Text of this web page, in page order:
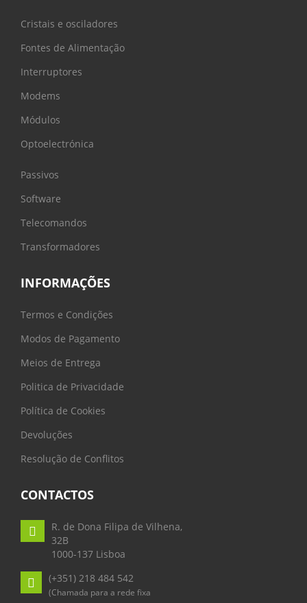
Cristais e osciladores
Fontes de Alimentação
Interruptores
Modems
Módulos
Optoelectrónica
Passivos
Software
Telecomandos
Transformadores
INFORMAÇÕES
Termos e Condições
Modos de Pagamento
Meios de Entrega
Politica de Privacidade
Política de Cookies
Devoluções
Resolução de Conflitos
CONTACTOS
R. de Dona Filipa de Vilhena,
32B
1000-137 Lisboa
(+351) 218 484 542
(Chamada para a rede fixa